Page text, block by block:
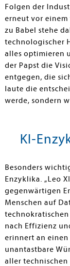
Folgen der
erneut vor einem
zu Babel stehe
technologischer
alles optimieren
der Papst die
entgegen, die
laute die
werde, sondern
KI-
Besonders
Enzyklika. „Leo
gegenwärtigen
Menschen auf
nach Effizienz
erinnert an
unantastbare
aller